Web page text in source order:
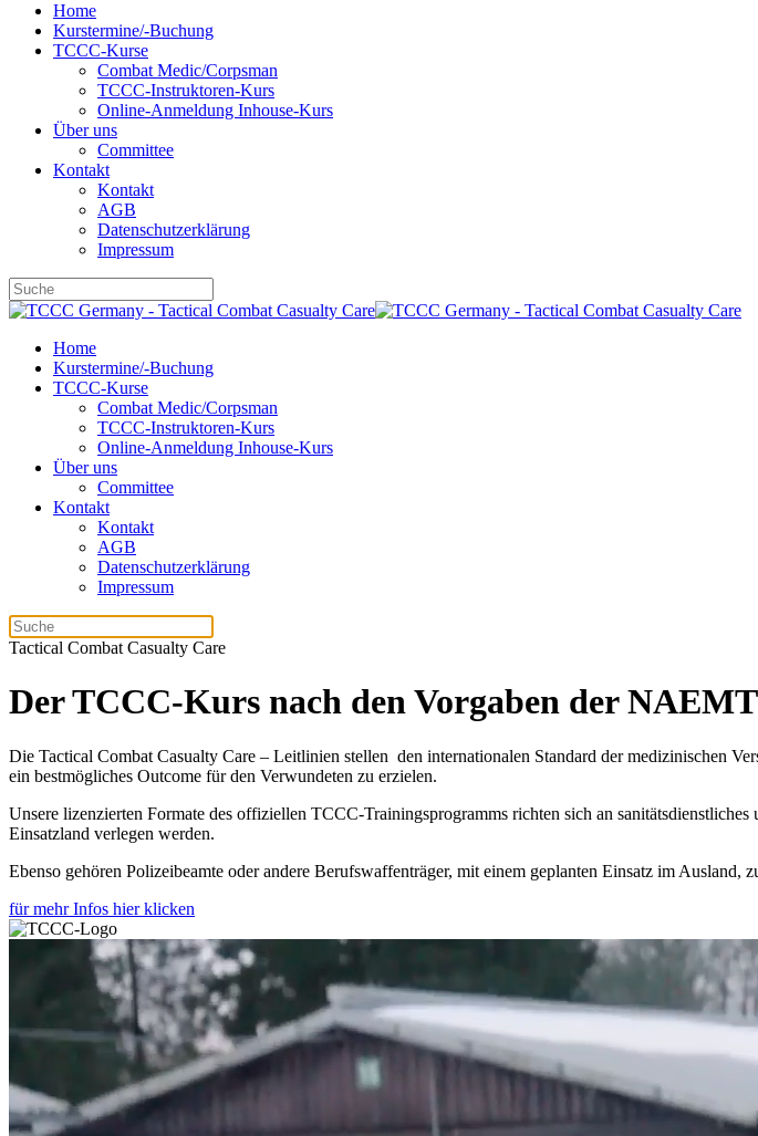
Home
Kurstermine/-Buchung
TCCC-Kurse
Combat Medic/Corpsman
TCCC-Instruktoren-Kurs
Online-Anmeldung Inhouse-Kurs
Über uns
Committee
Kontakt
Kontakt
AGB
Datenschutzerklärung
Impressum
Home
Kurstermine/-Buchung
TCCC-Kurse
Combat Medic/Corpsman
TCCC-Instruktoren-Kurs
Online-Anmeldung Inhouse-Kurs
Über uns
Committee
Kontakt
Kontakt
AGB
Datenschutzerklärung
Impressum
Tactical Combat Casualty Care
Der TCCC-Kurs nach den Vorgaben der NAEMT
Die Tactical Combat Casualty Care – Leitlinien stellen den internationalen Standard der medizinischen
ein bestmögliches Outcome für den Verwundeten zu erzielen.
Unsere lizenzierten Formate des offiziellen TCCC-Trainingsprogramms richten sich an
Einsatzland verlegen werden.
Ebenso gehören Polizeibeamte oder andere Berufswaffenträger, mit einem geplanten Einsatz im Ausland,
für mehr Infos hier klicken